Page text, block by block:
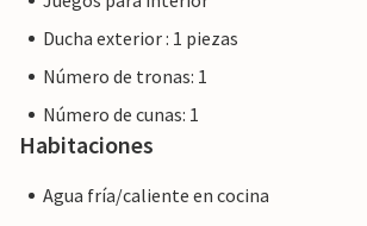
Ducha exterior : 1 piezas
Número de tronas: 1
Número de cunas: 1
Habitaciones
Agua fría/caliente en cocina